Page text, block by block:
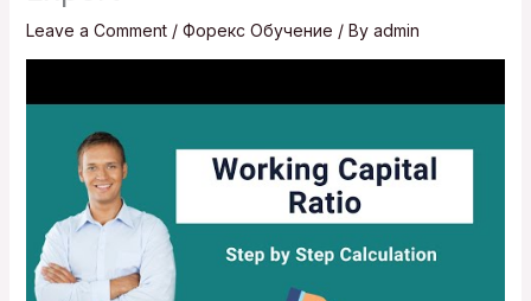
Leave a Comment / Форекс Обучение / By admin